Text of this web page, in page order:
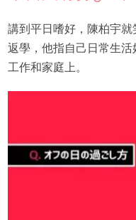
講到平日嗜好，陳柏宇
返學，他指自己日常生活
工作和家庭上。